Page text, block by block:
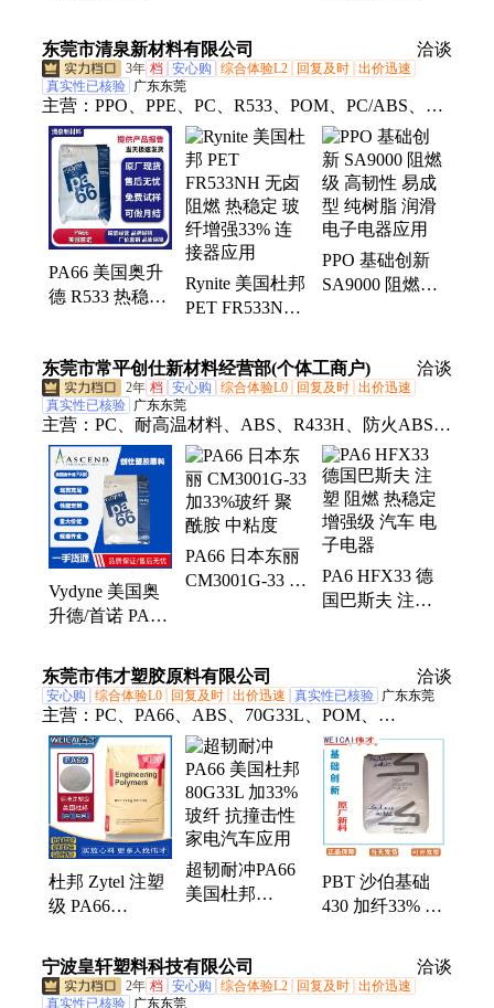
33%汽车 耐老
化性强
应用
东莞市清泉新材料有限公司 洽谈
3年 档 安心购 综合体验L2 回复及时 出价迅速
真实性已核验 广东东莞
主营： PPO、PPE、PC、R533、POM、PC/ABS、聚
碳酸酯、聚甲醛、聚苯醚、工程塑胶、ABS、PA66、
尼龙、PBT、TPU、聚氨酯、PPS、聚苯硫醚、
POE、EVA、TPEE、PET、LCP、PA6、ASA、
PMMA
PA66 美国奥升
德 R533 热稳定
润滑 薄壁应用
Rynite 美国杜邦
PET FR533NH
定 玻纤增强
33% 连接器应
用
PPO 基础创新
SA9000 阻燃级
子电器应用
东莞市常平创仕新材料经营部(个体工商户) 洽谈
2年 档 安心购 综合体验L0 回复及时 出价迅速
真实性已核验 广东东莞
主营： PC、耐高温材料、ABS、R433H、防火ABS、
防火阻燃PC、PC防火阻燃V0抗UV、PA66、POM、
PBT、PP、PC/ABS、TPU、PBT 加纤防火、PA66 加
纤防火、PA66 加纤
Vydyne 美国奥
升德/首诺 PA66
增强级 热稳定
高抗冲
PA66 日本东丽
CM3001G-33 加
PA6 HFX33 德
国巴斯夫 注塑
东莞市伟才塑胶原料有限公司 洽谈
安心购 综合体验L0 回复及时 出价迅速 真实性已核验 广东东莞
主营： PC、PA66、ABS、70G33L、POM、
PC/ABS、EVA、LCP、PP、TPU
杜邦 Zytel 注塑
级 PA66
纤 增强 汽车电
子产品
超韧耐冲PA66
美国杜邦
家电汽车应用
PBT 沙伯基础
430 加纤33% 抗
电子电器配件
宁波皇轩塑料科技有限公司 洽谈
2年 档 安心购 综合体验L2 回复及时 出价迅速
真实性已核验 广东东莞